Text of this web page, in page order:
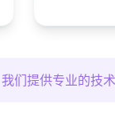
们提供专业的技